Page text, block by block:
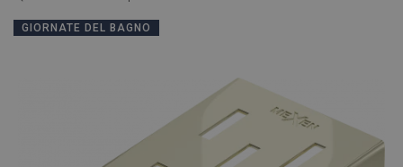
GIORNATE DEL BAGNO